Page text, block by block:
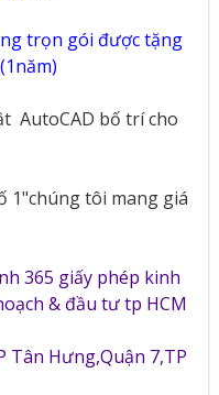
trọn gói được tặng
AutoCAD bố trí cho
1"chúng tôi mang giá
365 giấy phép kinh
& đầu tư tp HCM
Tân Hưng,Quận 7,TP